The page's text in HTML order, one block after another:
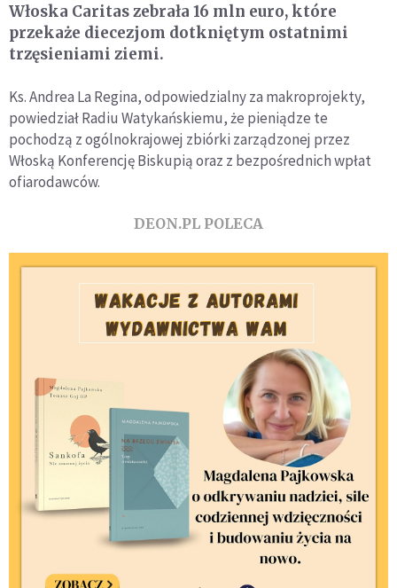
Włoska Caritas zebrała 16 mln euro, które
przekaże diecezjom dotkniętym ostatnimi
trzęsieniami ziemi.
Ks. Andrea La Regina, odpowiedzialny za makroprojekty,
powiedział Radiu Watykańskiemu, że pieniądze te
pochodzą z ogólnokrajowej zbiórki zarządzonej przez
Włoską Konferencję Biskupią oraz z bezpośrednich wpłat
ofiarodawców.
DEON.PL POLECA